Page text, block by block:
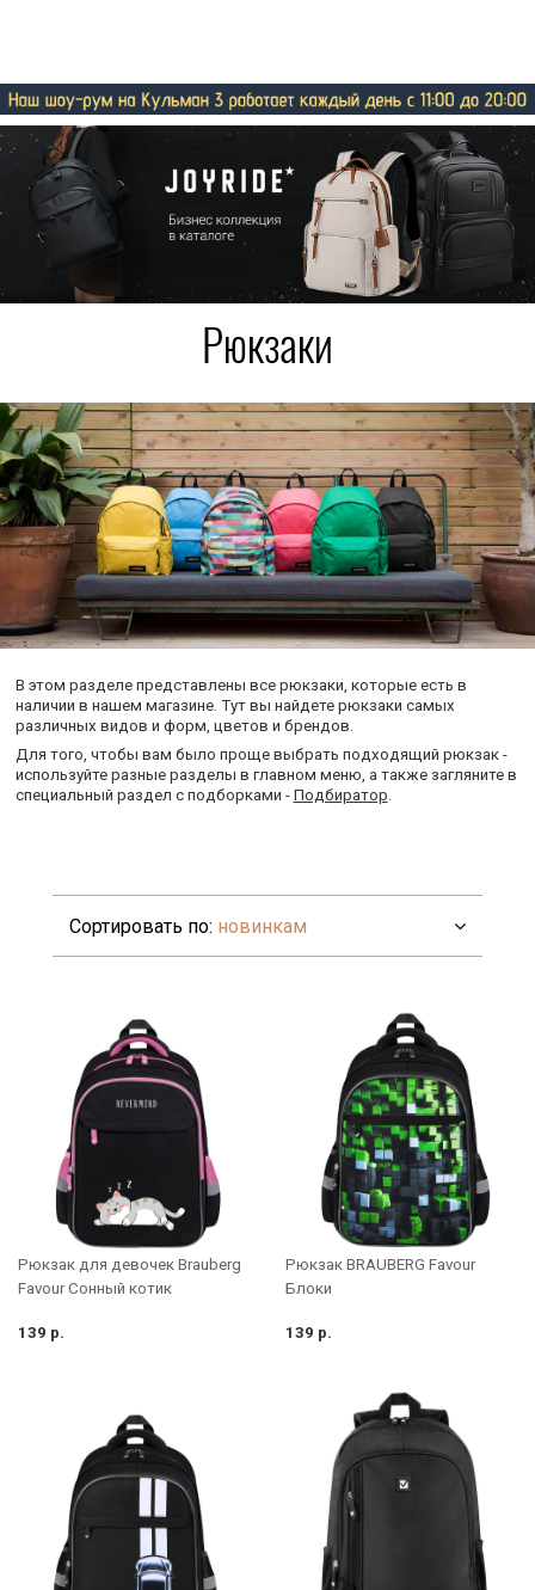
Рюкзаки
В этом разделе представлены все рюкзаки, которые есть в
наличии в нашем магазине. Тут вы найдете рюкзаки самых
различных видов и форм, цветов и брендов.
Для того, чтобы вам было проще выбрать подходящий рюкзак -
используйте разные разделы в главном меню, а также загляните в
специальный раздел с подборками - Подбиратор
Сортировать по: новинкам
Рюкзак для девочек Brauberg
Favour Сонный котик
139 р.
Рюкзак BRAUBERG Favour
Блоки
139 р.